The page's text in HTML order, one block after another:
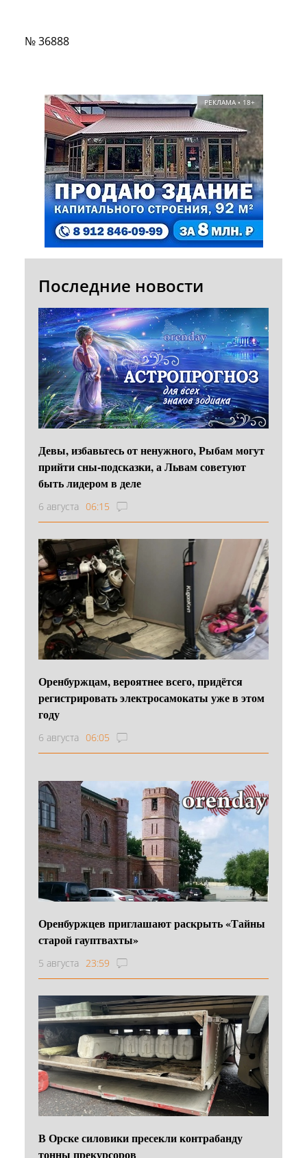
№ 36888
РЕКЛАМА • 18+
Последние новости
Девы, избавьтесь от ненужного, Рыбам могут
прийти сны-подсказки, а Львам советуют
быть лидером в деле
6 августа 06:15
Оренбуржцам, вероятнее всего, придётся
регистрировать электросамокаты уже в этом
году
6 августа 06:05
Оренбуржцев приглашают раскрыть «Тайны
старой гауптвахты»
5 августа 23:59
В Орске силовики пресекли контрабанду
тонны прекурсоров